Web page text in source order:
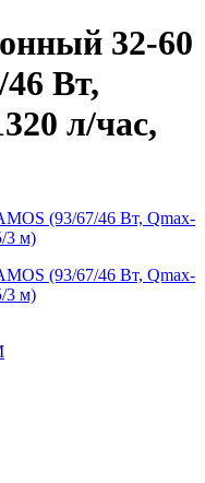
32-60
Вт,
л/час,